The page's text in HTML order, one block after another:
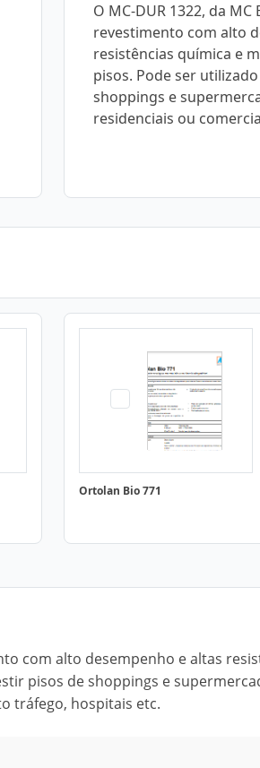
O MC-DUR 1322, da
revestimento com alto
resistências química e
pisos. Pode ser
shoppings e
residenciais ou
Ortolan Bio 771
com alto desempenho e altas
pisos de shoppings e
tráfego, hospitais etc.